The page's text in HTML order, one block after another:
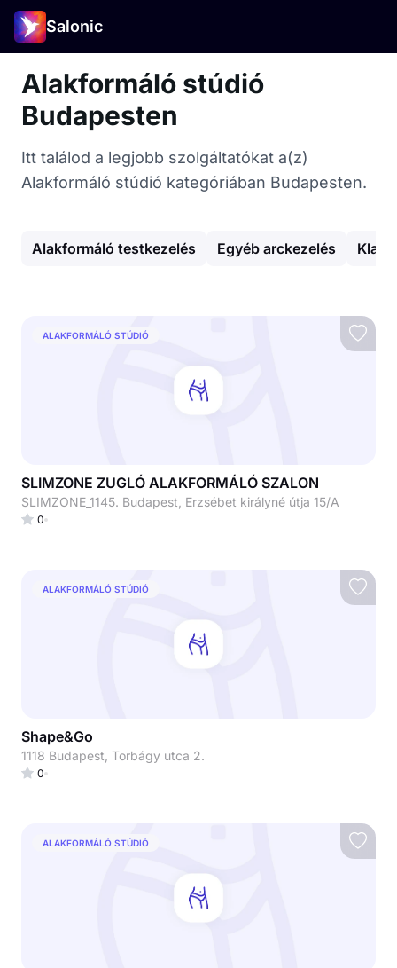
Salonic
Alakformáló stúdió
Budapesten
Itt találod a legjobb szolgáltatókat a(z)
Alakformáló stúdió kategóriában Budapesten.
Alakformáló testkezelés Egyéb arckezelés
ALAKFORMÁLÓ STÚDIÓ
SLIMZONE ZUGLÓ ALAKFORMÁLÓ SZALON
SLIMZONE_1145. Budapest, Erzsébet királyné útja 15/A
0
ALAKFORMÁLÓ STÚDIÓ
Shape&Go
1118 Budapest, Torbágy utca 2.
0
ALAKFORMÁLÓ STÚDIÓ